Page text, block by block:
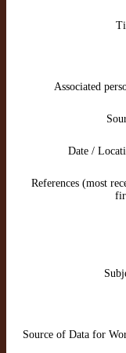
Associated
Date /
References (most
Source of Data for